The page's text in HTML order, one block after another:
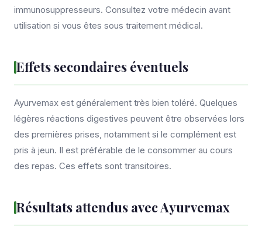
immunosuppresseurs. Consultez votre médecin avant
utilisation si vous êtes sous traitement médical.
Effets secondaires éventuels
Ayurvemax est généralement très bien toléré. Quelques
légères réactions digestives peuvent être observées lors
des premières prises, notamment si le complément est
pris à jeun. Il est préférable de le consommer au cours
des repas. Ces effets sont transitoires.
Résultats attendus avec Ayurvemax